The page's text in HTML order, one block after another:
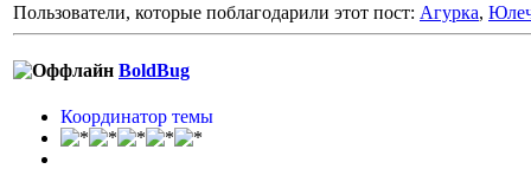
Пользователи, которые поблагодарили этот пост: Агурка,
BoldBug
Координатор темы